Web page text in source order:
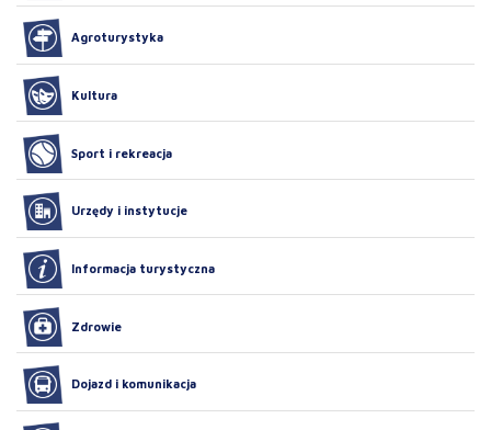
Agroturystyka
Kultura
Sport i rekreacja
Urzędy i instytucje
Informacja turystyczna
Zdrowie
Dojazd i komunikacja